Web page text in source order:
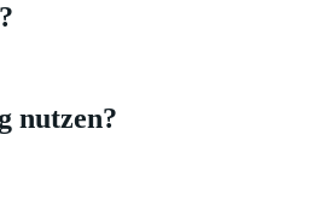
nutzen?